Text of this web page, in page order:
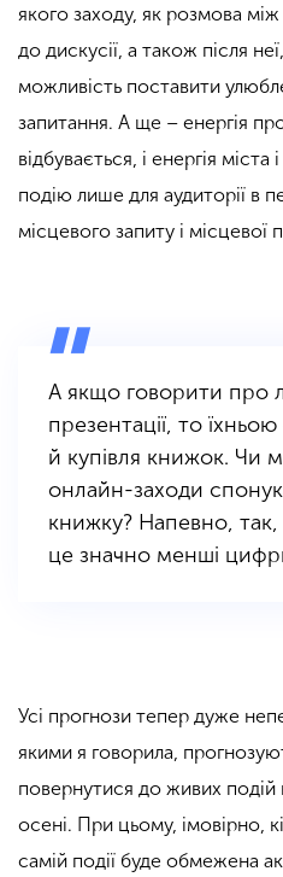
якого заходу, як розмова
до дискусії, а також після
можливість поставити
запитання. А ще – енергія
відбувається, і енергія
подію лише для аудиторії в
місцевого запиту і місцевої
А якщо говорити про
презентації, то
й купівля книжок. Чи
онлайн-заходи
книжку? Напевно, так,
це значно менші
Усі прогнози тепер дуже
якими я говорила,
повернутися до живих подій
осені. При цьому, імовірно,
самій події буде обмежена